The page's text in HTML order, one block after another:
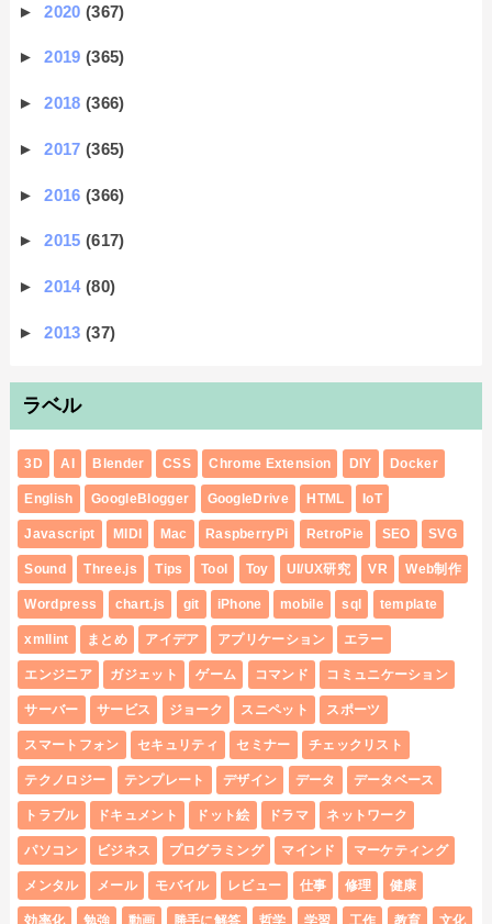
►2020(367)
►2019(365)
►2018(366)
►2017(365)
►2016(366)
►2015(617)
►2014(80)
►2013(37)
ラベル
3D AI Blender CSS Chrome Extension DIY Docker
English GoogleBlogger GoogleDrive HTML IoT
Javascript MIDI Mac RaspberryPi RetroPie SEO SVG
Sound Three.js Tips Tool Toy UI/UX研究 VR Web制作
Wordpress chart.js git iPhone mobile sql template
xmllint まとめ アイデア アプリケーション エラー
エンジニア ガジェット ゲーム コマンド コミュニケーション
サーバー サービス ジョーク スニペット スポーツ
スマートフォン セキュリティ セミナー チェックリスト
テクノロジー テンプレート デザイン データ データベース
トラブル ドキュメント ドット絵 ドラマ ネットワーク
パソコン ビジネス プログラミング マインド マーケティング
メンタル メール モバイル レビュー 仕事 修理 健康
効率化 勉強 動画 勝手に解答 哲学 学習 工作 教育 文化